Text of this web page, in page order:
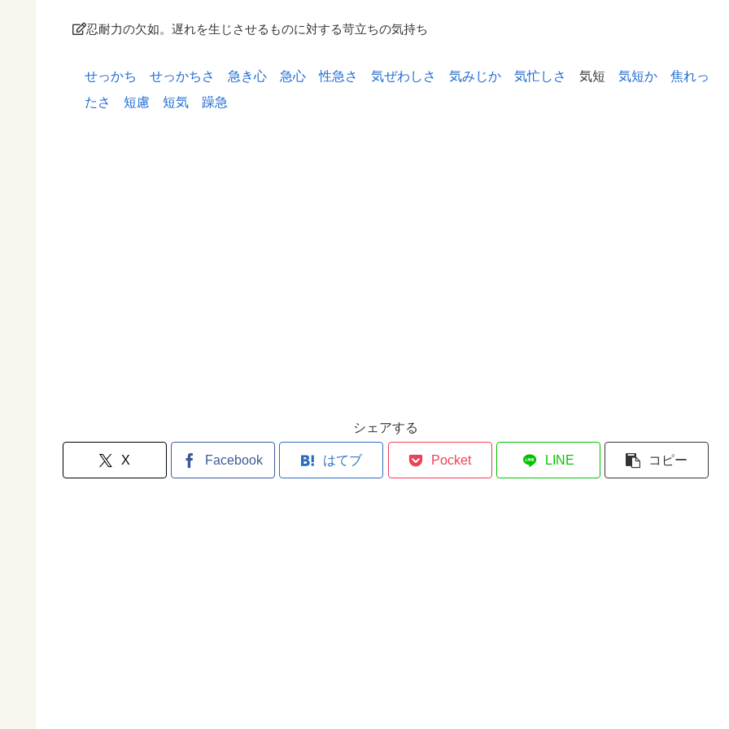
忍耐力の欠如。遅れを生じさせるものに対する苛立ちの気持ち
せっかち せっかちさ 急き心 急心 性急さ 気ぜわしさ 気みじか 気忙しさ 気短 気短か
焦れっ
たさ
短慮 短気 躁急
シェアする
X Facebook はてブ Pocket LINE コピー